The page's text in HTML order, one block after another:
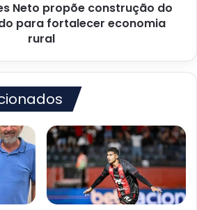
Neto propõe construção do
para fortalecer economia
rural